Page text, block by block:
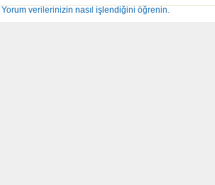
Yorum verilerinizin nasıl işlendiğini öğrenin.